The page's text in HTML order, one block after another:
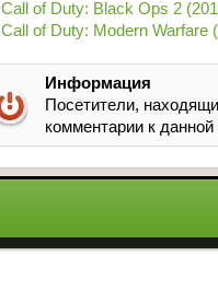
Call of Duty: Black Ops 2
Call of Duty: Modern Warfare
Информация
Посетители,
комментарии к